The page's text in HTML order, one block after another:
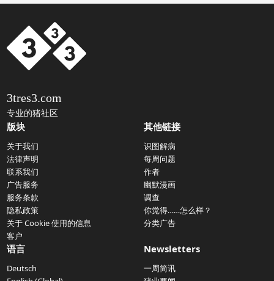
3tres3.com
专业的猪社区
版块
关于我们
法律声明
联系我们
广告服务
服务条款
隐私政策
关于 Cookie 使用的信息
客户
其他链接
识图解病
每周问题
作者
幽默漫画
调查
你觉得……怎么样？
分类广告
语言
Deutsch
Newsletters
一周简讯